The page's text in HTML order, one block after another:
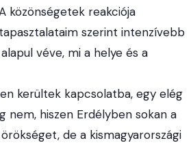
közönségetek reakciója
tapasztalataim szerint intenzívebb
véve, mi a helye és a
kerültek kapcsolatba, egy elég
nem, hiszen Erdélyben sokan a
de a kismagyarországi